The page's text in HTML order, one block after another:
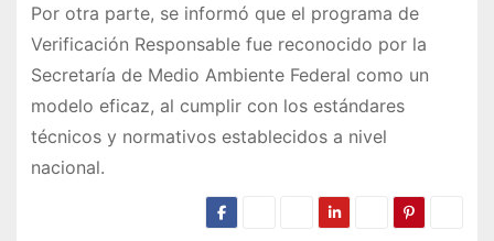
Por otra parte, se informó que el programa de
Verificación Responsable fue reconocido por la
Secretaría de Medio Ambiente Federal como un
modelo eficaz, al cumplir con los estándares
técnicos y normativos establecidos a nivel
nacional.